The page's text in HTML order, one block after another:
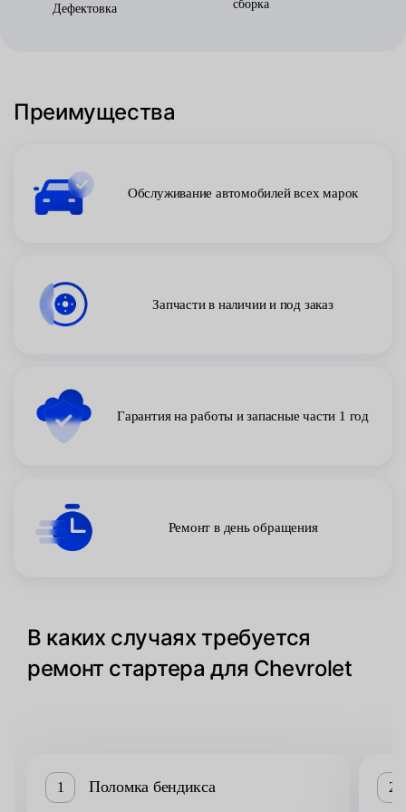
Дефектовка
сборка
Преимущества
Обслуживание автомобилей всех марок
Запчасти в наличии и под заказ
Гарантия на работы и запасные части 1 год
Ремонт в день обращения
В каких случаях требуется
ремонт стартера для Chevrolet
1 Поломка бендикса 2